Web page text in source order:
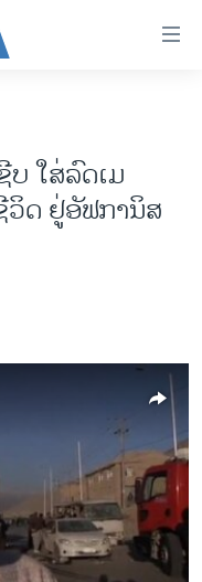
ໃສ່ລົດເມ
ວິດ ຢູ່ອັຟການິສ
available